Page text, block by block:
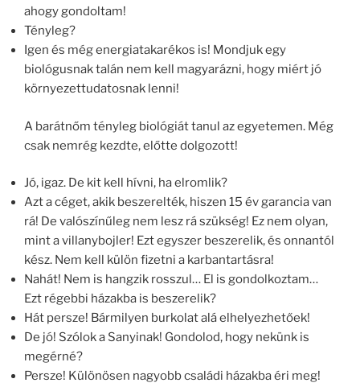
ahogy gondoltam!
Tényleg?
Igen és még energiatakarékos is! Mondjuk egy
biológusnak talán nem kell magyarázni, hogy miért jó
környezettudatosnak lenni!
A barátnőm tényleg biológiát tanul az egyetemen. Még
csak nemrég kezdte, előtte dolgozott!
Jó, igaz. De kit kell hívni, ha elromlik?
Azt a céget, akik beszerelték, hiszen 15 év garancia van
rá! De valószínűleg nem lesz rá szükség! Ez nem olyan,
mint a villanybojler! Ezt egyszer beszerelik, és onnantól
kész. Nem kell külön fizetni a karbantartásra!
Nahát! Nem is hangzik rosszul… El is gondolkoztam…
Ezt régebbi házakba is beszerelik?
Hát persze! Bármilyen burkolat alá elhelyezhetőek!
De jó! Szólok a Sanyinak! Gondolod, hogy nekünk is
megérné?
Persze! Különösen nagyobb családi házakba éri meg!